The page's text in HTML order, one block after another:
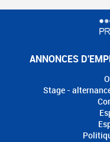
ANNONCES
Stage -